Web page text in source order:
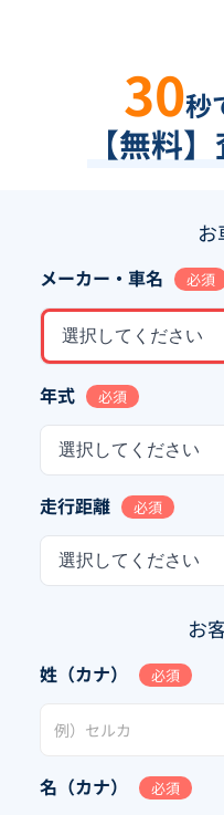
30秒
【無料
メーカー・車名 必須
選択してください
年式 必須
選択してください
走行距離 必須
選択してください
お
姓（カナ） 必須
名（カナ） 必須